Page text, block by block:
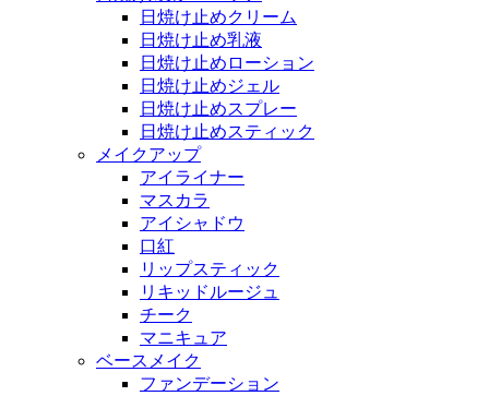
日焼け止めクリーム
日焼け止め乳液
日焼け止めローション
日焼け止めジェル
日焼け止めスプレー
日焼け止めスティック
メイクアップ
アイライナー
マスカラ
アイシャドウ
口紅
リップスティック
リキッドルージュ
チーク
マニキュア
ベースメイク
ファンデーション